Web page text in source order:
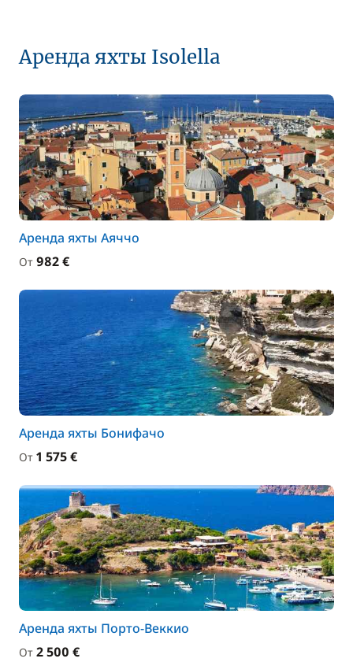
Аренда яхты Isolella
Аренда яхты Аяччо
От 982 €
Аренда яхты Бонифачо
От 1 575 €
Аренда яхты Порто-Веккио
От 2 500 €